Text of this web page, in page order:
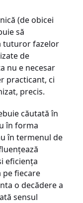
(de obicei
să
tuturor fazelor
de
nu e necesar
practicant, ci
precis.
căutată în
în forma
în termenul de
eficiența
pe fiecare
o decădere a
sensul